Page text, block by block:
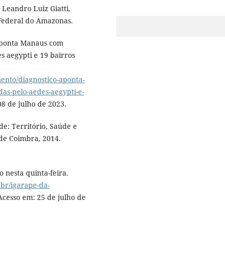
Leandro Luiz Giatti,
do Amazonas.
Manaus com
aegypti e 19 bairros
diagnostico-aponta-
pelo-aedes-aegypti-e-
de julho de 2023.
Território, Saúde e
Coimbra, 2014.
nesta quinta-feira.
igarape-da-
em: 25 de julho de